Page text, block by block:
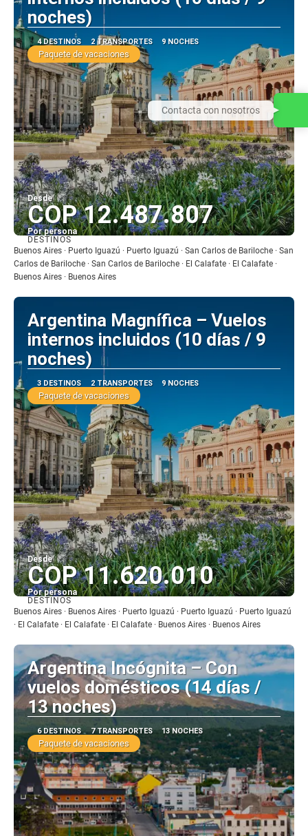
noches)
4 DESTINOS 2 TRANSPORTES 9 NOCHES
Paquete de vacaciones
Desde
COP 12.487.807
Por persona
Ver
DESTINOS
Buenos Aires · Puerto Iguazú · Puerto Iguazú · San Carlos de Bariloche · San
Carlos de Bariloche · San Carlos de Bariloche · El Calafate · El Calafate ·
Buenos Aires · Buenos Aires
Argentina Magnífica – Vuelos
internos incluidos (10 días / 9
noches)
3 DESTINOS 2 TRANSPORTES 9 NOCHES
Paquete de vacaciones
Desde
COP 11.620.010
Por persona
Ver
DESTINOS
Buenos Aires · Buenos Aires · Puerto Iguazú · Puerto Iguazú · Puerto Iguazú
· El Calafate · El Calafate · El Calafate · Buenos Aires · Buenos Aires
Argentina Incógnita – Con
vuelos domésticos (14 días /
13 noches)
6 DESTINOS 7 TRANSPORTES 13 NOCHES
Paquete de vacaciones
Contacta con nosotros